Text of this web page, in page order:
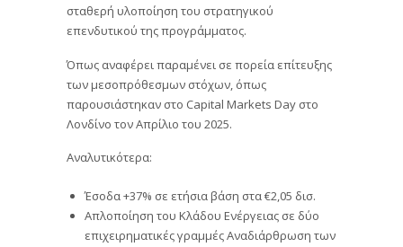
σταθερή υλοποίηση του στρατηγικού
επενδυτικού της προγράμματος.
Όπως αναφέρει παραμένει σε πορεία επίτευξης
των μεσοπρόθεσμων στόχων, όπως
παρουσιάστηκαν στο Capital Markets Day στο
Λονδίνο τον Απρίλιο του 2025.
Αναλυτικότερα:
Έσοδα +37% σε ετήσια βάση στα €2,05 δισ.
Απλοποίηση του Κλάδου Ενέργειας σε δύο
επιχειρηματικές γραμμές Αναδιάρθρωση των